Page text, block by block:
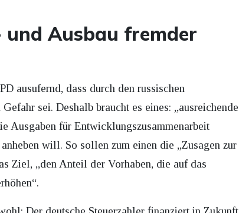
Ausbau fremder
ausufernd, dass durch den russischen
sei. Deshalb braucht es eines: „ausreichende
Ausgaben für Entwicklungszusammenarbeit
will. So sollen zum einen die „Zusagen zur
Ziel, „den Anteil der Vorhaben, die auf das